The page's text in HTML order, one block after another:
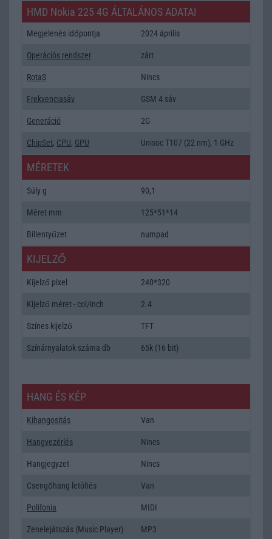
HMD Nokia 225 4G ÁLTALÁNOS ADATAI
Megjelenés időpontja 2024 április
Operációs rendszer zárt
RotaS Nincs
Frekvenciasáv GSM 4 sáv
Generáció 2G
ChipSet, CPU, GPU Unisoc T107 (22 nm), 1 GHz
MÉRETEK
Súly g 90,1
Méret mm 125*51*14
Billentyűzet numpad
KIJELZŐ
Kijelző pixel 240*320
Kijelző méret - col/inch 2.4
Színes kijelző TFT
Színárnyalatok száma db 65k (16 bit)
HANG ÉS KÉP
Kihangositás Van
Hangvezérlés Nincs
Hangjegyzet Nincs
Csengőhang letöltés Van
Polifonia MIDI
Zenelejátszás (Music Player) MP3